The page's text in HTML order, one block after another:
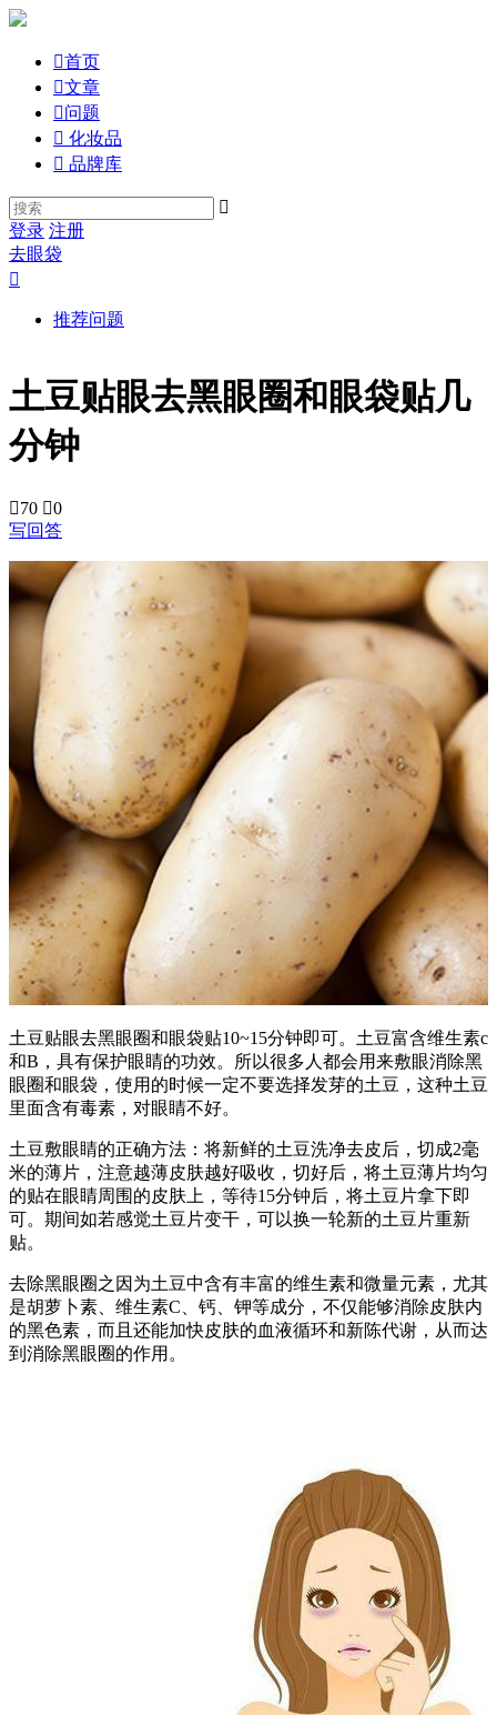
首页
文章
问题
 化妆品
 品牌库

登录 注册
去眼袋

推荐问题
土豆贴眼去黑眼圈和眼袋贴几
分钟
70 0
写回答
土豆贴眼去黑眼圈和眼袋贴10~15分钟即可。土豆富含维生素c
和B，具有保护眼睛的功效。所以很多人都会用来敷眼消除黑
眼圈和眼袋，使用的时候一定不要选择发芽的土豆，这种土豆
里面含有毒素，对眼睛不好。
土豆敷眼睛的正确方法：将新鲜的土豆洗净去皮后，切成2毫
米的薄片，注意越薄皮肤越好吸收，切好后，将土豆薄片均匀
的贴在眼睛周围的皮肤上，等待15分钟后，将土豆片拿下即
可。期间如若感觉土豆片变干，可以换一轮新的土豆片重新
贴。
去除黑眼圈之因为土豆中含有丰富的维生素和微量元素，尤其
是胡萝卜素、维生素C、钙、钾等成分，不仅能够消除皮肤内
的黑色素，而且还能加快皮肤的血液循环和新陈代谢，从而达
到消除黑眼圈的作用。